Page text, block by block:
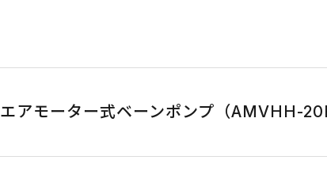
エアモーター式ベーンポンプ（AMVHH-